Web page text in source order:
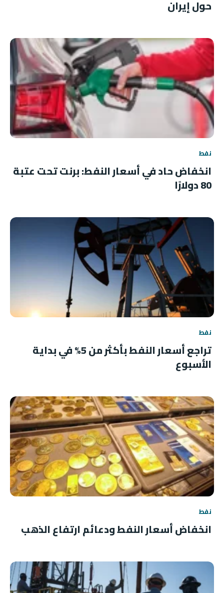
حول إيران
نفط
انخفاض حاد في أسعار النفط: برنت تحت عتبة
80 دولارًا
نفط
تراجع أسعار النفط بأكثر من 5% في بداية
الأسبوع
نفط
انخفاض أسعار النفط ودعائم ارتفاع الذهب